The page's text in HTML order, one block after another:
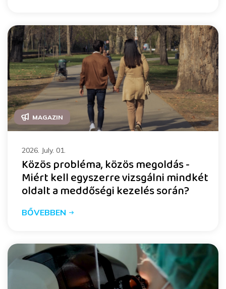
MAGAZIN
2026. July. 01.
Közös probléma, közös megoldás -
Miért kell egyszerre vizsgálni mindkét
oldalt a meddőségi kezelés során?
BŐVEBBEN